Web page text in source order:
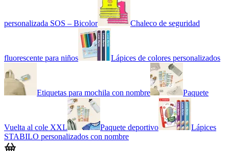
personalizada SOS – Bicolor Chaleco de seguridad
fluorescente para niños Lápices de colores personalizados
Etiquetas para mochila con nombre Paquete
Vuelta al cole XXL Paquete deportivo
Lápices
STABILO personalizados con nombre